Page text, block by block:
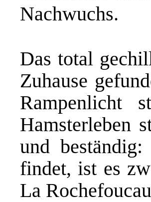
Nachwuchs.
Das total
Zuhause
Rampenlicht
Hamsterleben
und
findet, ist es
La